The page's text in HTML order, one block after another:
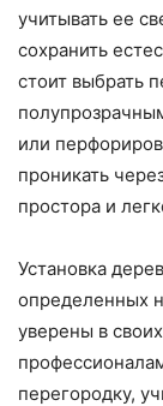
учитывать ее
сохранить
стоит выбрать
или
проникать
простора и
Установка
определенных
уверены в
перегородку,